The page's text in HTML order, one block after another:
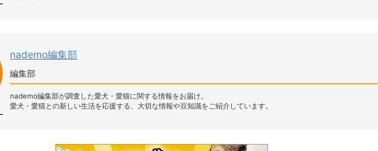
nademo編集部
編集部
nademo編集部が調査した愛犬・愛猫に関する情報をお届け。
愛犬・愛猫との新しい生活を応援する、大切な情報や豆知識をご紹介しています。